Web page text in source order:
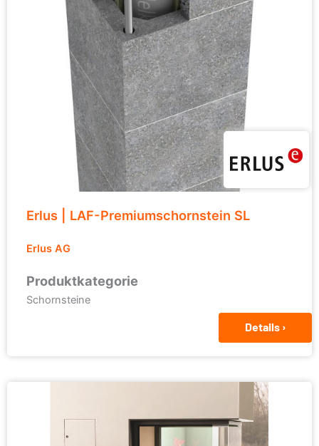
Erlus | LAF-Premiumschornstein SL
Erlus AG
Produktkategorie
Schornsteine
Details ›